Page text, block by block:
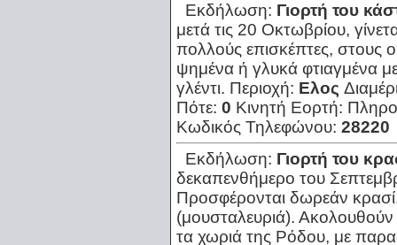
Εκδήλωση: Γιορτή του
μετά τις 20 Οκτωβρίου,
πολλούς επισκέπτες, στους
ψημένα ή γλυκά φτιαγμένα
γλέντι. Περιοχή: Ελος
Πότε: 0 Κινητή Εορτή:
Κωδικός Τηλεφώνου: 28220
Εκδήλωση: Γιορτή του
δεκαπενθήμερο του
Προσφέρονται δωρεάν
(μουσταλευριά). Ακολουθούν
τα χωριά της Ρόδου, με